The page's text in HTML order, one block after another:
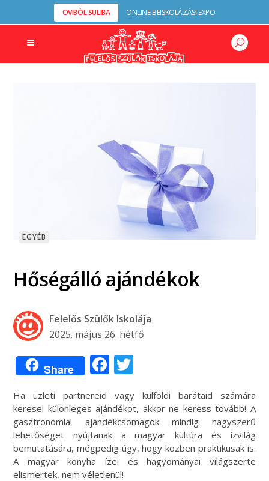
OVIBÓL SULIBA ONLINE BEISKOLÁZÁSI EXPO
EGYÉB
Hőségálló ajándékok
Felelős Szülők Iskolája
2025. május 26. hétfő
Share Facebook
Ha üzleti partnereid vagy külföldi barátaid számára
keresel különleges ajándékot, akkor ne keress tovább! A
gasztronómiai ajándékcsomagok mindig nagyszerű
lehetőséget nyújtanak a magyar kultúra és ízvilág
bemutatására, mégpedig úgy, hogy közben praktikusak is.
A magyar konyha ízei és hagyományai világszerte
elismertek, nem véletlenül!